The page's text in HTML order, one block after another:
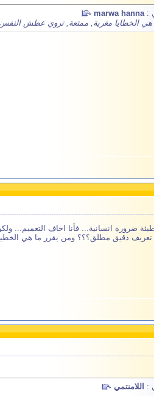
:
marwa hanna
هي الخطايا مغرية, ممتعة, تروي عطش
ضرورة انسانية... فأنا اخاف
تعريف دقيق مطلق؟؟؟ ومن يقرر ما هي الخطيئة
: اللامنتمي